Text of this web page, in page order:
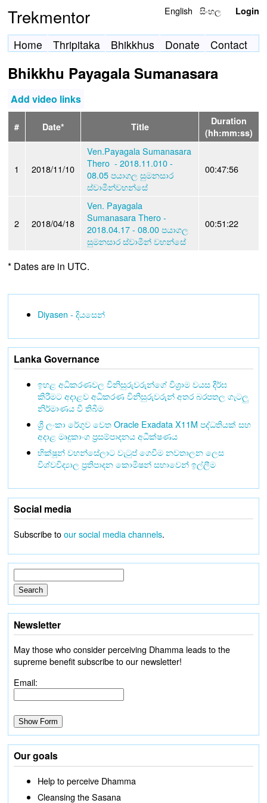
Trekmentor English සිංහල Login
Home Thripitaka Bhikkhus Donate Contact
Bhikkhu Payagala Sumanasara
Add video links
# Date* Title
Duration
(hh:mm:ss)
1 2018/11/10
Ven.Payagala Sumanasara
Thero - 2018.11.010 -
08.05 පයාගල සුමනසාර
ස්වාමීන්වහන්සේ
00:47:56
2 2018/04/18
Ven. Payagala
Sumanasara Thero -
2018.04.17 - 08.00 පයාගල
සුමනසාර ස්වාමීන් වහන්සේ
00:51:22
* Dates are in UTC.
Diyasen - දියසෙන්
Lanka Governance
ඉහළ අධිකරණවල විනිසුරුවරුන්ගේ විශ්‍රාම වයස දීර්ඝ
කිරීමට අදාළව අධිකරණ විනිසුරුවරුන් අතර බරපතල ගැටලු
නිර්මාණය වී තිබීම
ශ්‍රී ලංකා රේගුව වෙත Oracle Exadata X11M පද්ධතියක් සහ
අදාළ මෘදුකාංග ප්‍රසම්පාදනය අධීක්ෂණය
භික්ෂූන් වහන්සේලාට වැටුප් ගෙවීම නවතාලන ලෙස
විශ්වවිද්‍යාල ප්‍රතිපාදන කොමිෂන් සභාවෙන් ඉල්ලීම
Social media
Subscribe toour social media channels.
Newsletter
May those who consider perceiving Dhamma leads to the
supreme benefit subscribe to our newsletter!
Email:
Our goals
Help to perceive Dhamma
Cleansing the Sasana